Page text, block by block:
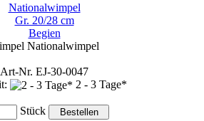
Nationalwimpel
Gr. 20/28 cm
Begien
Nationalwimpel
Art-Nr. EJ-30-0047
2 - 3 Tage*
Stück